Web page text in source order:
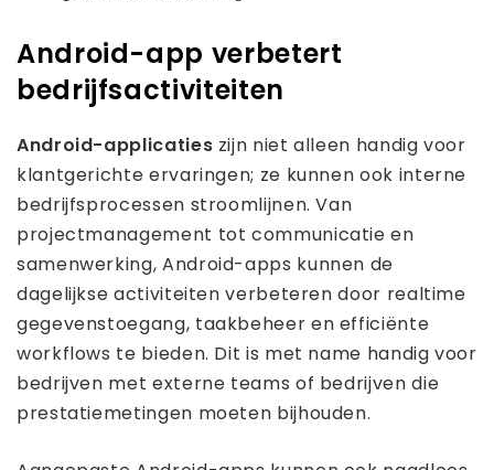
Android-app verbetert
bedrijfsactiviteiten
Android-applicaties zijn niet alleen handig voor
klantgerichte ervaringen; ze kunnen ook interne
bedrijfsprocessen stroomlijnen. Van
projectmanagement tot communicatie en
samenwerking, Android-apps kunnen de
dagelijkse activiteiten verbeteren door realtime
gegevenstoegang, taakbeheer en efficiënte
workflows te bieden. Dit is met name handig voor
bedrijven met externe teams of bedrijven die
prestatiemetingen moeten bijhouden.